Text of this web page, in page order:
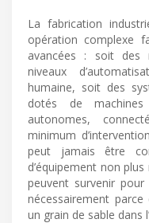
La fabrication
opération complexe
avancées : soit des
niveaux
humaine, soit des
dotés de
autonomes,
minimum
peut jamais être
d’équipement non
peuvent survenir
nécessairement
un grain de sable dans